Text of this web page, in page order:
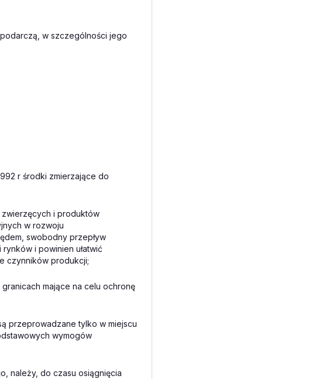
w szczególności jego
r środki zmierzające do
i produktów
w rozwoju
swobodny przepływ
i powinien ułatwić
czynników produkcji;
mające na celu ochronę
przeprowadzane tylko w miejscu
wymogów
należy, do czasu osiągnięcia